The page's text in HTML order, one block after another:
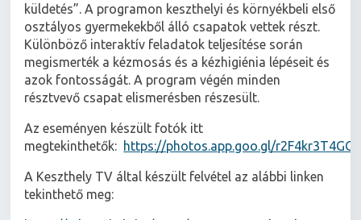
küldetés”. A programon keszthelyi és környékbeli első
osztályos gyermekekből álló csapatok vettek részt.
Különböző interaktív feladatok teljesítése során
megismerték a kézmosás és a kézhigiénia lépéseit és
azok fontosságát. A program végén minden
résztvevő csapat elismerésben részesült.
Az eseményen készült fotók itt
megtekinthetők: https://photos.app.goo.gl/
A Keszthely TV által készült felvétel az alábbi linken
tekinthető meg: